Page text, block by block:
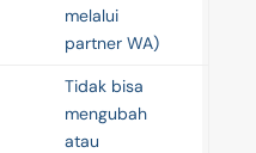
melalui
partner WA)
Tidak bisa
mengubah
atau